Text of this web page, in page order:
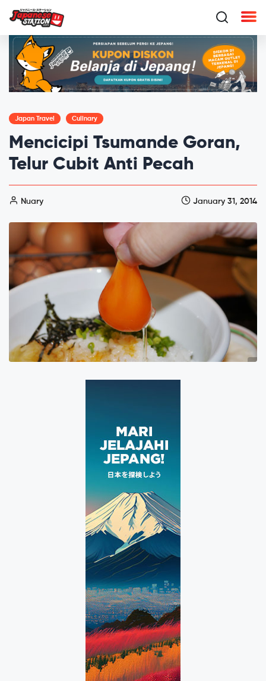
Japan Travel Culinary
Mencicipi Tsumande Goran,
Telur Cubit Anti Pecah
Nuary January 31, 2014